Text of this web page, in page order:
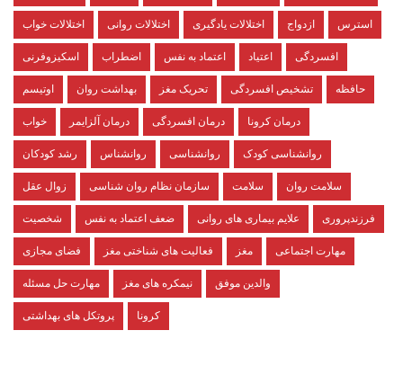
اختلالات خواب اختلالات روانی اختلالات یادگیری ازدواج استرس
اسکیزوفرنی اضطراب اعتماد به نفس اعتیاد افسردگی
اوتیسم بهداشت روان تحریک مغز تشخیص افسردگی حافظه
خواب درمان آلزایمر درمان افسردگی درمان کرونا
رشد کودکان روانشناس روانشناسی روانشناسی کودک
زوال عقل سازمان نظام روان شناسی سلامت سلامت روان
شخصیت ضعف اعتماد به نفس علایم بیماری های روانی فرزندپروری
فضای مجازی فعالیت های شناختی مغز مغز مهارت اجتماعی
مهارت حل مسئله نیمکره های مغز والدین موفق
پروتکل های بهداشتی کرونا